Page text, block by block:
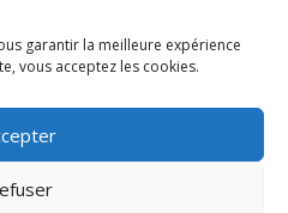
garantir la meilleure expérience
vous acceptez les cookies.
et voulez en savoir
?Contactez-nous
légales